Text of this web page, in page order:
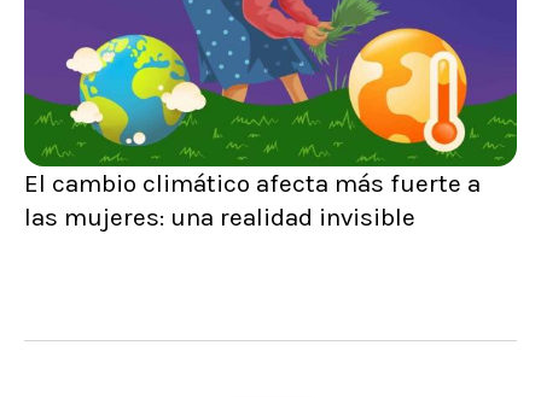
El cambio climático afecta más fuerte a
las mujeres: una realidad invisible